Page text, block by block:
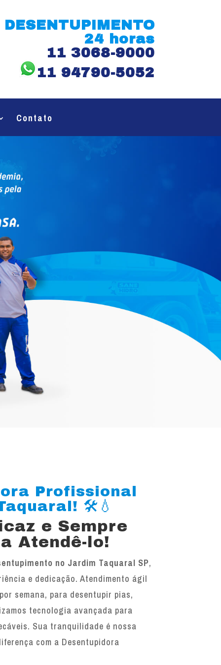
DESENTUPIMENTO
24 horas
11 3068-9000
11 94790-5052
Contato
Profissional
🛠️💧
e Sempre
Atendê-lo!
no Jardim Taquaral SP,
e dedicação. Atendimento ágil
semana, para desentupir pias,
tecnologia avançada para
Sua tranquilidade é nossa
com a Desentupidora